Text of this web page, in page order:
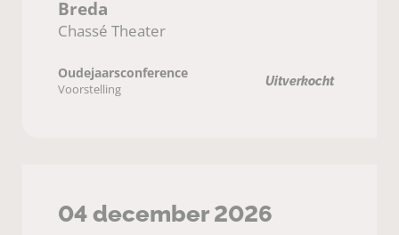
Breda
Chassé Theater
Oudejaarsconference
Voorstelling
Uitverkocht
04 december 2026